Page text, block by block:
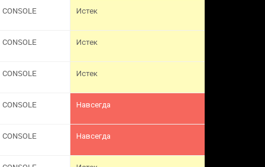
CONSOLE Истек
CONSOLE Истек
CONSOLE Истек
CONSOLE Навсегда
CONSOLE Навсегда